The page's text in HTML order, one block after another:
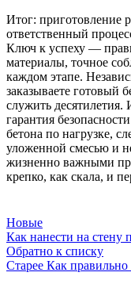
Итог: приготовление
ответственный
Ключ к успеху —
материалы, точное
каждом этапе.
заказываете готовый
служить
гарантия
бетона по нагрузке,
уложенной смесью и
жизненно важными
крепко, как скала, и
Новые
Как нанести на стену
Обратно к списку
Старее Как правильно